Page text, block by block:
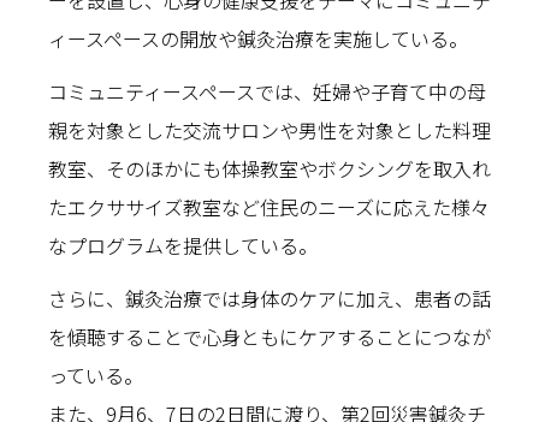
ィースペースの開放や鍼灸治療を実施している。
コミュニティースペースでは、妊婦や子育て中の母
親を対象とした交流サロンや男性を対象とした料理
教室、そのほかにも体操教室やボクシングを取入れ
たエクササイズ教室など住民のニーズに応えた様々
なプログラムを提供している。
さらに、鍼灸治療では身体のケアに加え、患者の話
を傾聴することで心身ともにケアすることにつなが
っている。
また、9月6、7日の2日間に渡り、第2回災害鍼灸チ